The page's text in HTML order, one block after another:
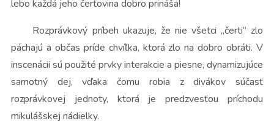
lebo každá jeho čertovina dobro prináša!
Rozprávkový príbeh ukazuje, že nie všetci „čerti“ zlo
páchajú a občas príde chvíľka, ktorá zlo na dobro obráti. V
inscenácii sú použité prvky interakcie a piesne, dynamizujúce
samotný dej, vďaka čomu robia z divákov súčasť
rozprávkovej jednoty, ktorá je predzvesťou príchodu
mikulášskej nádielky.